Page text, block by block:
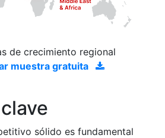
de crecimiento regional
muestra gratuita
sólido es fundamental